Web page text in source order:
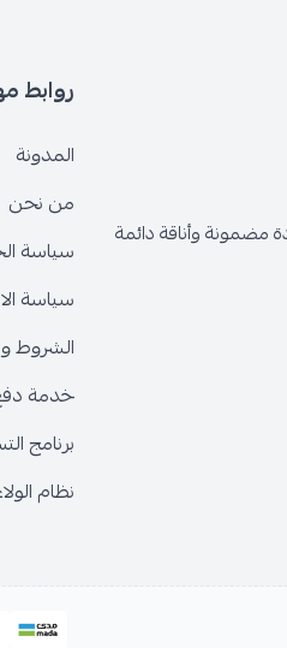
مضمونة وأناقة دائمة
روابط
المدونة
من نحن
سياسة
سياسة
الشروط
خدمة
برنامج
نظام